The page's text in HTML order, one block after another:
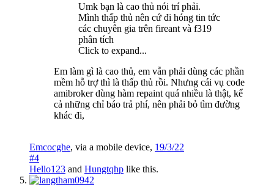
Umk bạn là cao thủ nói trí phải.
Mình thấp thủ nên cứ đi hóng tin tức
các chuyên gia trên fireant và f319
phân tích
Click to expand...
Em làm gì là cao thủ, em vẫn phải dùng các phần
mềm hỗ trợ thì là thấp thủ rồi. Nhưng cái vụ code
amibroker dùng hàm repaint quá nhiều là thật, kể
cả những chỉ báo trả phí, nên phải bỏ tìm đường
khác đi,
Emcocghe, via a mobile device, 19/3/22
#4
Hello123 and Hungtqhp like this.